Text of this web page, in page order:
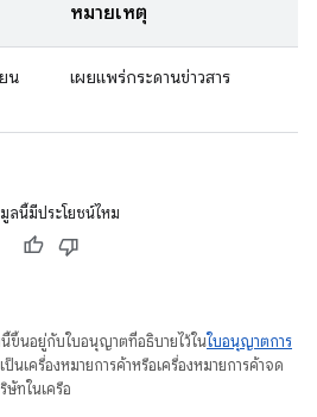
หมายเหตุ
น
เผยแพร่กระดานข่าวสาร
ลนี้มีประโยชน์ไหม
นี้ขึ้นอยู่กับใบอนุญาตที่อธิบายไว้ในใบอนุญาตการ
นเครื่องหมายการค้าหรือเครื่องหมายการค้าจด
ทในเครือ